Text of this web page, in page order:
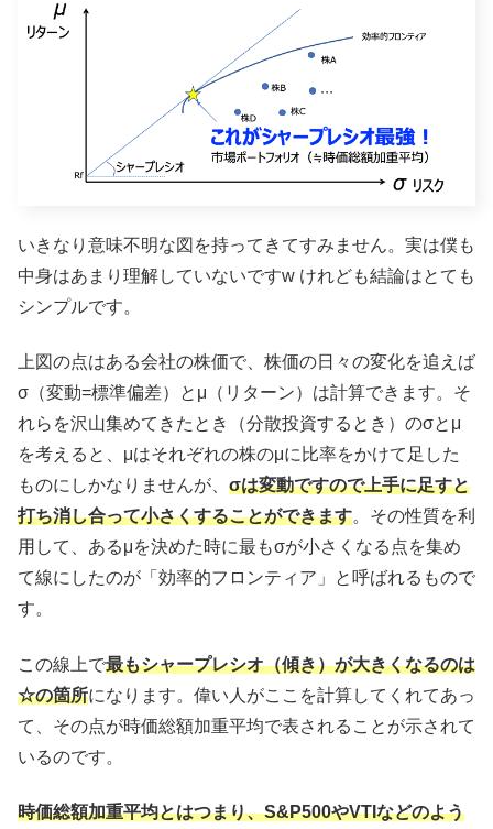
いきなり意味不明な図を持ってきてすみません。実は僕も
中身はあまり理解していないですw けれども結論はとても
シンプルです。
上図の点はある会社の株価で、株価の日々の変化を追えば
σ（変動=標準偏差）とμ（リターン）は計算できます。そ
れらを沢山集めてきたとき（分散投資するとき）のσとμ
を考えると、μはそれぞれの株のμに比率をかけて足した
ものにしかなりませんが、 σは変動ですので上手に足すと
打ち消し合って小さくすることができます。その性質を利
用して、あるμを決めた時に最もσが小さくなる点を集め
て線にしたのが「効率的フロンティア」と呼ばれるもので
す。
この線上で最もシャープレシオ（傾き）が大きくなるのは
☆の箇所になります。偉い人がここを計算してくれてあっ
て、その点が時価総額加重平均で表されることが示されて
いるのです。
時価総額加重平均とはつまり、S&P500やVTIなどのよう